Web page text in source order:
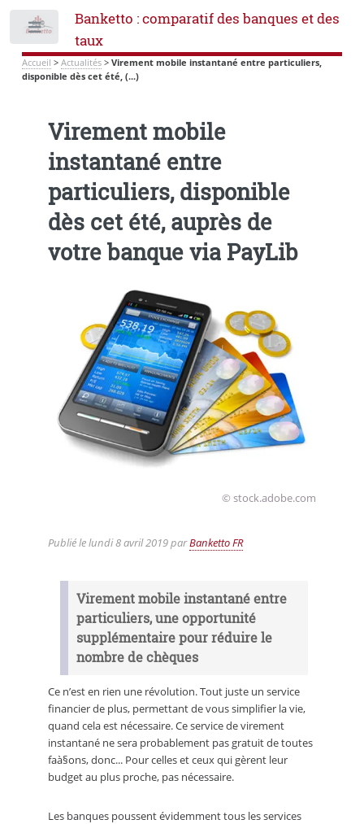
Banketto : comparatif des banques et des
taux
Accueil > Actualités> Virement mobile instantané entre particuliers,
disponible dès cet été, (...)
Virement mobile
instantané entre
particuliers, disponible
dès cet été, auprès de
votre banque via PayLib
© stock.adobe.com
Publié lelundi 8 avril 2019parBanketto FR
Virement mobile instantané entre
particuliers, une opportunité
supplémentaire pour réduire le
nombre de chèques
Ce n’est en rien une révolution. Tout juste un service
financier de plus, permettant de vous simplifier la vie,
quand cela est nécessaire. Ce service de virement
instantané ne sera probablement pas gratuit de toutes
faà§ons, donc... Pour celles et ceux qui gèrent leur
budget au plus proche, pas nécessaire.
Les banques poussent évidemment tous les services